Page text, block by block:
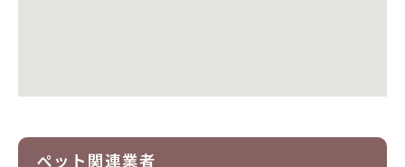
ペット関連業者